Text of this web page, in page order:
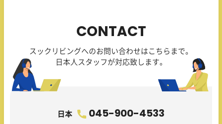
CONTACT
スックリビングへのお問い合わせはこちらまで。
日本人スタッフが対応致します。
日本 045-900-4533